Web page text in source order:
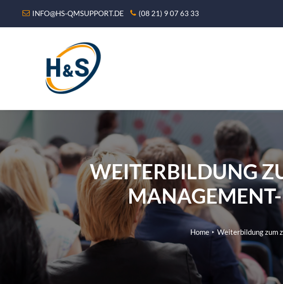
INFO@HS-QMSUPPORT.DE (08 21) 9 07 63 33
WEITERBILDUNG
Home Weiterbildung zum